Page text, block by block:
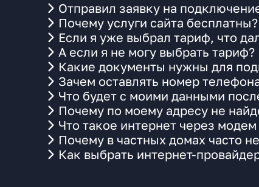
Отправил заявку на
Почему услуги сайта бесплатны?
Если я уже выбрал тариф, что
А если я не могу выбрать тариф?
Какие документы нужны для
Зачем оставлять номер
Что будет с моими данными
Почему по моему адресу не
Что такое интернет через
Почему в частных домах часто
Как выбрать интернет-